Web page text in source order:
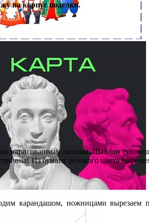
на корпус поделки.
нарисованным линиям. Шаблон
Из бумаги розового цвета
карандашом, ножницами вырезаем